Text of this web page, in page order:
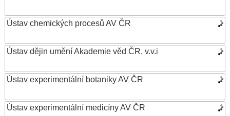
Ústav chemických procesů AV ČR
Ústav dějin umění Akademie věd ČR, v.v.i
Ústav experimentální botaniky AV ČR
Ústav experimentální medicíny AV ČR